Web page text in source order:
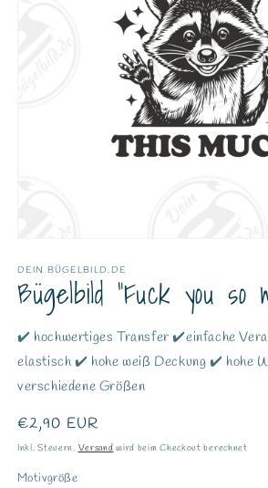
DEIN BÜGELBILD.DE
Bügelbild "Fuck you so
✔️ hochwertiges Transfer ✔️einfache
elastisch ✔️ hohe weiß Deckung ✔️ hohe
verschiedene Größen
Normaler
Preis
€2,90 EUR
Inkl. Steuern. Versand wird beim Checkout berechnet
Motivgröße